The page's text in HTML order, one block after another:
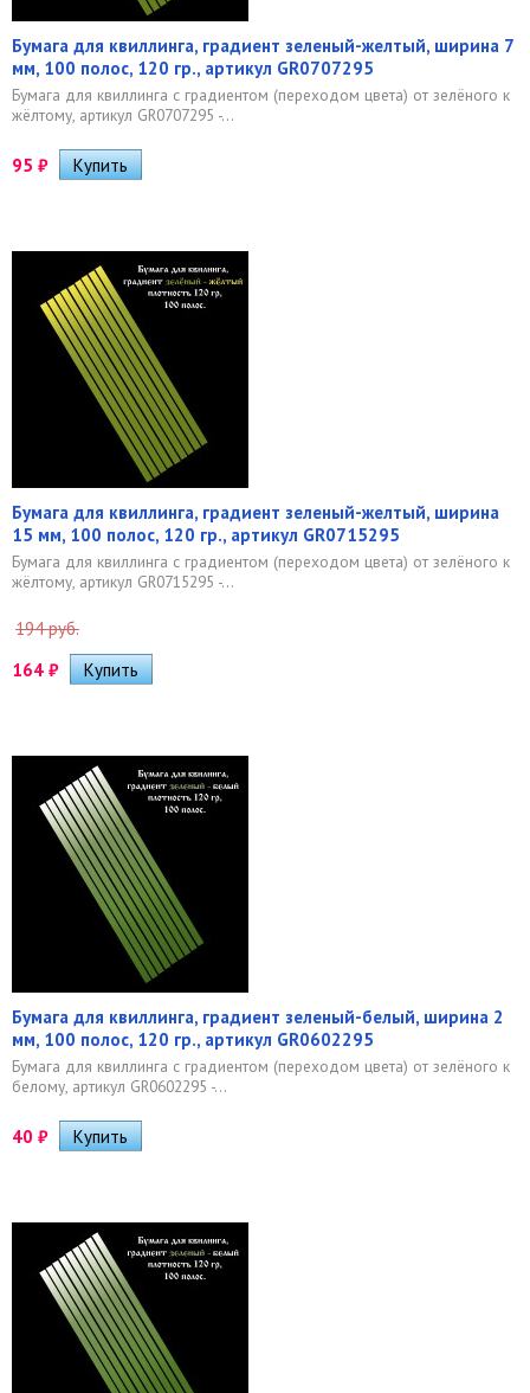
Бумага для квиллинга, градиент зеленый-желтый, ширина 7
мм, 100 полос, 120 гр., артикул GR0707295
Бумага для квиллинга с градиентом (переходом цвета) от зелёного к
жёлтому, артикул GR0707295 -...
95 ₽
Бумага для квиллинга, градиент зеленый-желтый, ширина
15 мм, 100 полос, 120 гр., артикул GR0715295
Бумага для квиллинга с градиентом (переходом цвета) от зелёного к
жёлтому, артикул GR0715295 -...
194 руб.
164 ₽
Бумага для квиллинга, градиент зеленый-белый, ширина 2
мм, 100 полос, 120 гр., артикул GR0602295
Бумага для квиллинга с градиентом (переходом цвета) от зелёного к
белому, артикул GR0602295 -...
40 ₽